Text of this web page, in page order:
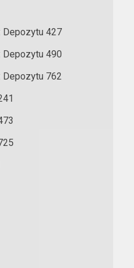
Depozytu 427
Depozytu 490
Depozytu 762